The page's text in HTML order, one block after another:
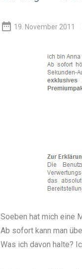
 19. November 2011
Soeben hat mich eine
Ab sofort kann man
Was ich davon halte?